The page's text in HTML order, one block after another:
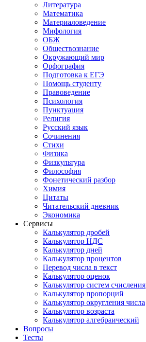
Литература
Математика
Материаловедение
Мифология
ОБЖ
Обществознание
Окружающий мир
Орфография
Подготовка к ЕГЭ
Помощь студенту
Правоведение
Психология
Пунктуация
Религия
Русский язык
Сочинения
Стихи
Физика
Физкультура
Философия
Фонетический разбор
Химия
Цитаты
Читательский дневник
Экономика
Сервисы
Калькулятор дробей
Калькулятор НДС
Калькулятор дней
Калькулятор процентов
Перевод числа в текст
Калькулятор оценок
Калькулятор систем счисления
Калькулятор пропорций
Калькулятор округления числа
Калькулятор возраста
Калькулятор алгебраический
Вопросы
Тесты